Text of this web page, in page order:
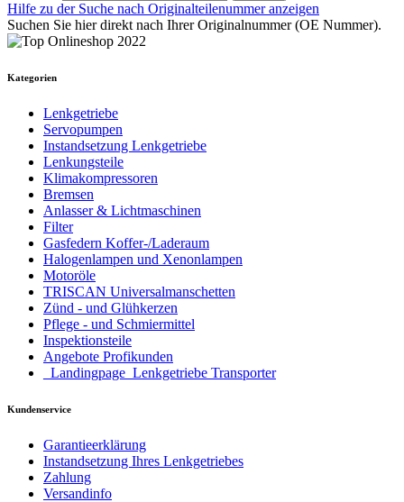
Hilfe zu der Suche nach Originalteilenummer anzeigen
Suchen Sie hier direkt nach Ihrer Originalnummer (OE Nummer).
Kategorien
Lenkgetriebe
Servopumpen
Instandsetzung Lenkgetriebe
Lenkungsteile
Klimakompressoren
Bremsen
Anlasser & Lichtmaschinen
Filter
Gasfedern Koffer-/Laderaum
Halogenlampen und Xenonlampen
Motoröle
TRISCAN Universalmanschetten
Zünd - und Glühkerzen
Pflege - und Schmiermittel
Inspektionsteile
Angebote Profikunden
_Landingpage_Lenkgetriebe Transporter
Kundenservice
Garantieerklärung
Instandsetzung Ihres Lenkgetriebes
Zahlung
Versandinfo